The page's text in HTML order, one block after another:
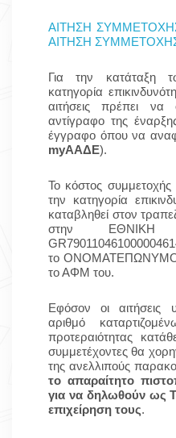
ΑΙΤΗΣΗ
ΑΙΤΗΣΗ
Για την κατάταξη
κατηγορία
αιτήσεις πρέπει να
αντίγραφο της
έγγραφο όπου να
myΑΑΔΕ).
Το κόστος
την κατηγορία
καταβληθεί στον
στην ΕΘΝΙΚΗ
το ΟΝΟΜΑΤΕΠΩΝΥΜΟ
το ΑΦΜ του.
Εφόσον οι αιτήσεις
αριθμό
προτεραιότητας
συμμετέχοντες θα
της ανελλιπούς
το απαραίτητο
για να δηλωθούν ως
επιχείρηση τους.